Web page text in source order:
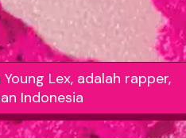
Lex, adalah rapper,
Indonesia